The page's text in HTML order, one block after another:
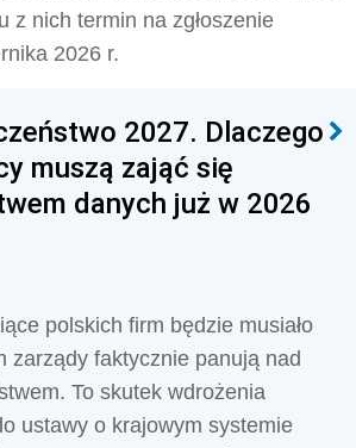
z nich termin na zgłoszenie
2026 r.
2027. Dlaczego
muszą zająć się
danych już w 2026
polskich firm będzie musiało
zarządy faktycznie panują nad
To skutek wdrożenia
ustawy o krajowym systemie